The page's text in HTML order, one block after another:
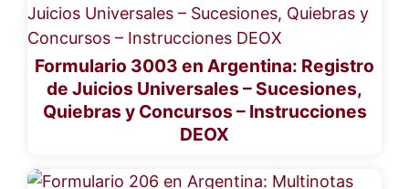
Formulario 3003 en Argentina: Registro
de Juicios Universales – Sucesiones,
Quiebras y Concursos – Instrucciones
DEOX